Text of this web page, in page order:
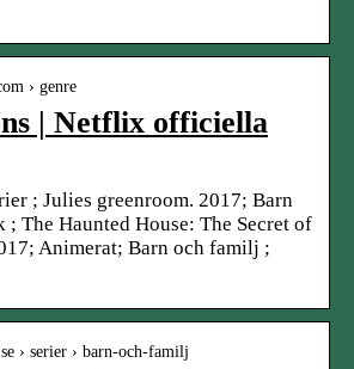
› genre
| Netflix officiella
; Julies greenroom. 2017; Barn
The Haunted House: The Secret of
Animerat; Barn och familj ;
› serier › barn-och-familj